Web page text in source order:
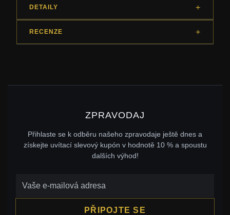
DETAILY
RECENZE
ZPRAVODAJ
Přihlaste se k odběru našeho zpravodaje ještě dnes a
získejte uvítací slevový kupón v hodnotě 10 % a spoustu
dalších výhod!
PŘIPOJTE SE